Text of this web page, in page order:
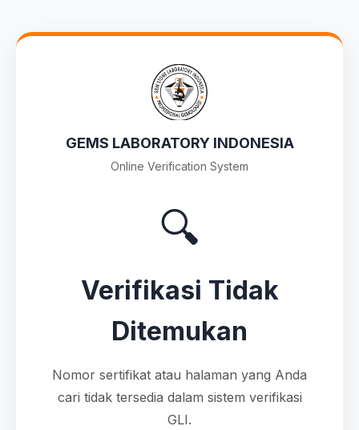
GEMS LABORATORY INDONESIA
Online Verification System
🔍
Verifikasi Tidak
Ditemukan
Nomor sertifikat atau halaman yang Anda
cari tidak tersedia dalam sistem verifikasi
GLI.